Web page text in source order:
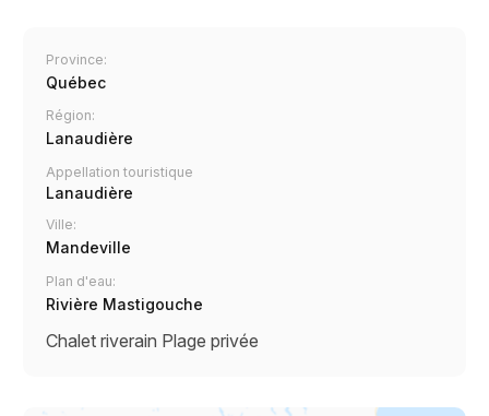
Province:
Québec
Région:
Lanaudière
Appellation touristique
Lanaudière
Ville:
Mandeville
Plan d'eau:
Rivière Mastigouche
Chalet riverain Plage privée